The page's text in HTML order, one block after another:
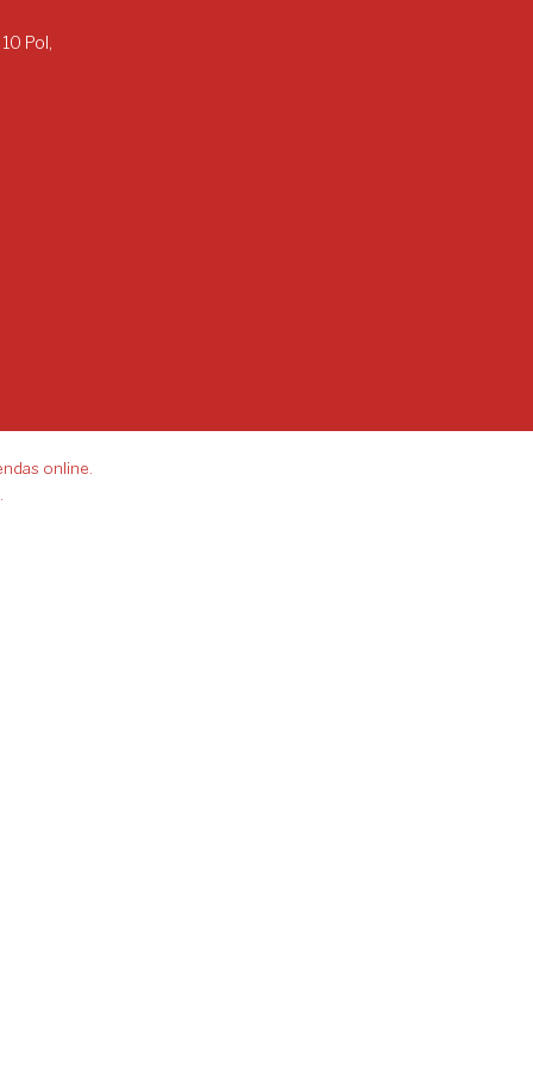
Pol,
online.